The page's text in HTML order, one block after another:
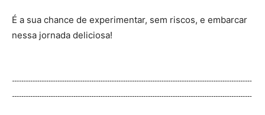
É a sua chance de experimentar, sem riscos, e embarcar
nessa jornada deliciosa!